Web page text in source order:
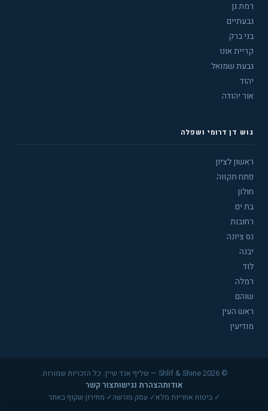
רמת גן
גבעתיים
בני ברק
קריית אונו
גבעת שמואל
יהוד
אור יהודה
גוש דן דרומי ושפלה
ראשון לציון
פתח תקווה
חולון
בת ים
רחובות
נס ציונה
יבנה
לוד
רמלה
שוהם
ראש העין
מודיעין
© 2026 Shlif & Shine — שליף אנד שיין. כל הזכויות שמורות.
אודותהצהרת נגישותצור קשר
✓ ביטוח אחריות מלא✓ עסק מורשה✓ מחירון שקוף באתר